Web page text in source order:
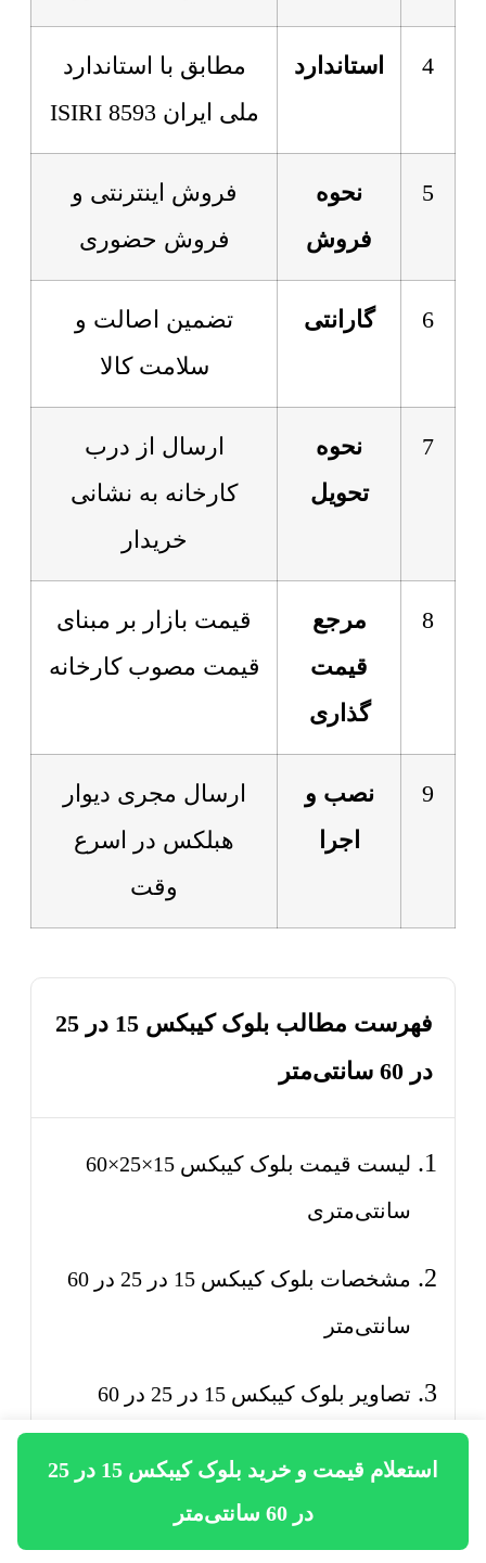
استعلام قیمت و خرید بلوک کیبکس 15 در 25
در 60 سانتی‌متر
4 استاندارد
مطابق با استاندارد
ملی ایران 8593 ISIRI
5
نحوه
فروش
فروش اینترنتی و
فروش حضوری
6 گارانتی
تضمین اصالت و
سلامت کالا
7
نحوه
تحویل
ارسال از درب
کارخانه به نشانی
خریدار
8
مرجع
قیمت
گذاری
قیمت بازار بر مبنای
قیمت مصوب کارخانه
9
نصب و
اجرا
ارسال مجری دیوار
هبلکس در اسرع
وقت
فهرست مطالب بلوک کیبکس 15 در 25
در 60 سانتی‌متر
لیست قیمت بلوک کیبکس 15×25×60
سانتی‌متری
مشخصات بلوک کیبکس 15 در 25 در 60
سانتی‌متر
تصاویر بلوک کیبکس 15 در 25 در 60
سانتی‌متر
سانتی‌متر